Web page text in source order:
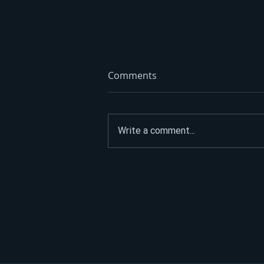
Comments
Write a comment...